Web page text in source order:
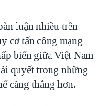
luận nhiều trên
cơ tấn công mạng
biển giữa Việt Nam
quyết trong những
căng thẳng hơn.